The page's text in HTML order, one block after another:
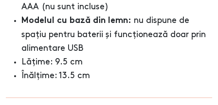
AAA (nu sunt incluse)
Modelul cu bază din lemn: nu dispune de
spațiu pentru baterii și funcționează doar prin
alimentare USB
Lățime: 9.5 cm
Înălțime: 13.5 cm